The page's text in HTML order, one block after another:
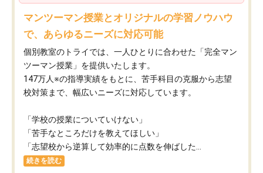
マンツーマン授業とオリジナルの学習ノウハウ
で、あらゆるニーズに対応可能
個別教室のトライでは、一人ひとりに合わせた「完全マン
ツーマン授業」を提供いたします。​
147万人※の指導実績をもとに、苦手科目の克服から志望
校対策まで、幅広いニーズに対応しています。​
「学校の授業についていけない」​
「苦手なところだけを教えてほしい」​
「志望校から逆算して効率的に点数を伸ばした...
続きを読む